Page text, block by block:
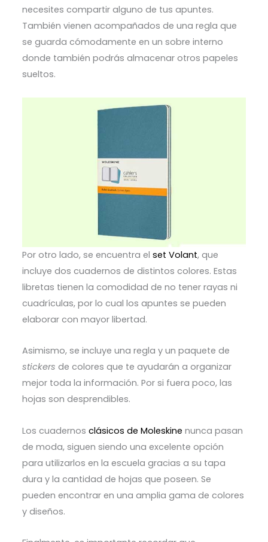
necesites compartir alguno de tus apuntes.
También vienen acompañados de una regla que
se guarda cómodamente en un sobre interno
donde también podrás almacenar otros papeles
sueltos.
Por otro lado, se encuentra el set Volant, que
incluye dos cuadernos de distintos colores. Estas
libretas tienen la comodidad de no tener rayas ni
cuadrículas, por lo cual los apuntes se pueden
elaborar con mayor libertad.
Asimismo, se incluye una regla y un paquete de
stickers de colores que te ayudarán a organizar
mejor toda la información. Por si fuera poco, las
hojas son desprendibles.
Los cuadernos clásicos de Moleskine nunca pasan
de moda, siguen siendo una excelente opción
para utilizarlos en la escuela gracias a su tapa
dura y la cantidad de hojas que poseen. Se
pueden encontrar en una amplia gama de colores
y diseños.